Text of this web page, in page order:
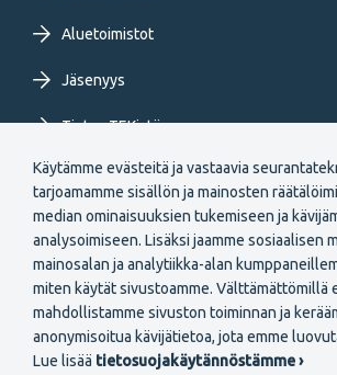
Käytämme evästeitä ja vastaavia
tarjoamamme sisällön ja mainosten
median ominaisuuksien tukemiseen ja
analysoimiseen. Lisäksi jaamme sosiaalisen
mainosalan ja analytiikka-alan
miten käytät sivustoamme. Välttämättömillä
mahdollistamme sivuston toiminnan ja
anonymisoitua kävijätietoa, jota emme
Lue lisää tietosuojakäytännöstämme ›
Aluetoimistot
Jäsenyys
Tietoa TEKistä
Extranet
Secondary
Liity jäseneksi